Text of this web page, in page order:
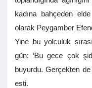
kadına bahçeden
olarak Peygamber
Yine bu yolculuk
gün: ‘Bu gece çok
buyurdu. Gerçekten
esti.